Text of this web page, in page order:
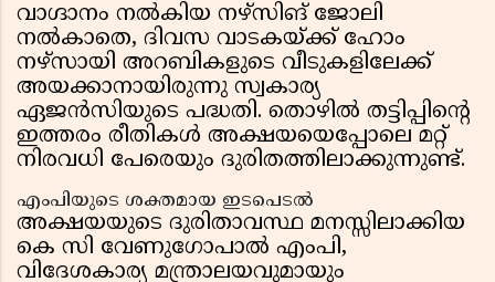
വാഗ്ദാനം നൽകിയ നഴ്സിങ് ജോലി
നൽകാതെ, ദിവസ വാടകയ്ക്ക് ഹോം
നഴ്സായി അറബികളുടെ വീടുകളിലേക്ക്
അയക്കാനായിരുന്നു സ്വകാര്യ
ഏജൻസിയുടെ പദ്ധതി. തൊഴിൽ തട്ടിപ്പിന്റെ
ഇത്തരം രീതികൾ അക്ഷയയെപ്പോലെ മറ്റ്
നിരവധി പേരെയും ദുരിതത്തിലാക്കുന്നുണ്ട്.
എംപിയുടെ ശക്തമായ ഇടപെടൽ
അക്ഷയയുടെ ദുരിതാവസ്ഥ മനസ്സിലാക്കിയ
കെ സി വേണുഗോപാൽ എംപി,
വിദേശകാര്യ മന്ത്രാലയവുമായും